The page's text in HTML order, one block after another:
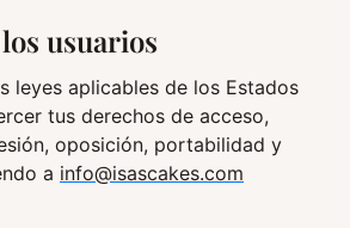
usuarios
leyes aplicables de los Estados
tus derechos de acceso,
oposición, portabilidad y
a info@isascakes.com